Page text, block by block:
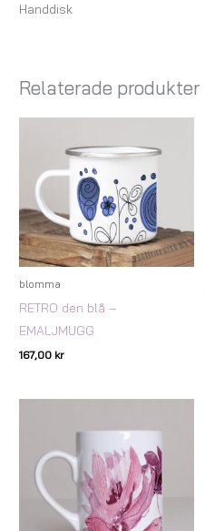
Handdisk
Relaterade produkter
blomma
RETRO den blå –
EMALJMUGG
167,00 kr